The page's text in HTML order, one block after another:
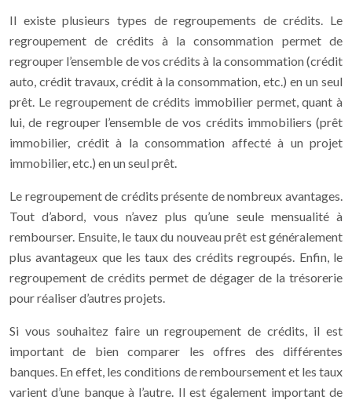
Il existe plusieurs types de regroupements de crédits. Le
regroupement de crédits à la consommation permet de
regrouper l’ensemble de vos crédits à la consommation (crédit
auto, crédit travaux, crédit à la consommation, etc.) en un seul
prêt. Le regroupement de crédits immobilier permet, quant à
lui, de regrouper l’ensemble de vos crédits immobiliers (prêt
immobilier, crédit à la consommation affecté à un projet
immobilier, etc.) en un seul prêt.
Le regroupement de crédits présente de nombreux avantages.
Tout d’abord, vous n’avez plus qu’une seule mensualité à
rembourser. Ensuite, le taux du nouveau prêt est généralement
plus avantageux que les taux des crédits regroupés. Enfin, le
regroupement de crédits permet de dégager de la trésorerie
pour réaliser d’autres projets.
Si vous souhaitez faire un regroupement de crédits, il est
important de bien comparer les offres des différentes
banques. En effet, les conditions de remboursement et les taux
varient d’une banque à l’autre. Il est également important de